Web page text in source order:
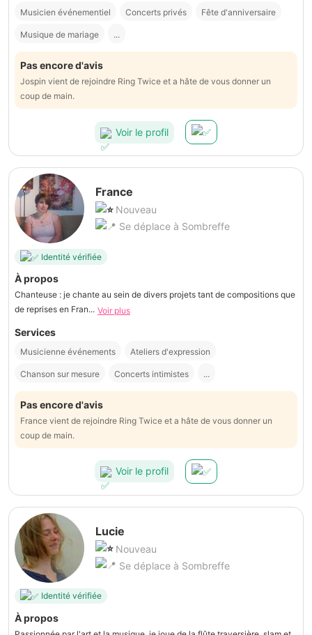
Musicien événementiel Concerts privés Fête d'anniversaire
Musique de mariage ...
Pas encore d'avis
Jospin vient de rejoindre Ring Twice et a hâte de vous donner un
coup de main.
Voir le profil
France
Nouveau
Se déplace à Sombreffe
Identité vérifiée
À propos
Chanteuse : je chante au sein de divers projets tant de compositions que
de reprises en Fran... Voir plus
Services
Musicienne événements Ateliers d'expression
Chanson sur mesure Concerts intimistes ...
Pas encore d'avis
France vient de rejoindre Ring Twice et a hâte de vous donner un
coup de main.
Voir le profil
Lucie
Nouveau
Se déplace à Sombreffe
Identité vérifiée
À propos